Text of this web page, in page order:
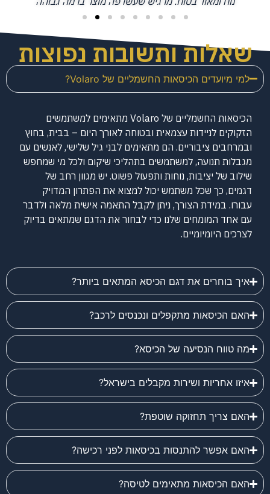
שאלות ותשובות נפוצות
למי מיועדים הכיסאות החשמליים של Volaro?
הכיסאות החשמליים של Volaro מתאימים למשתמשים
הזקוקים לניידות עצמאית ובטוחה לאורך היום – בבית, בחוץ
ובמרחבים ציבוריים. הם מתאימים לבני גיל שלישי, לאנשים עם
מגבלות תנועה, למשתמשים בתהליכי שיקום ולכל מי שמחפש
שילוב של יציבות, נוחות ותפעול פשוט. יש מגוון רחב של
דגמים, כך שכל משתמש יכול למצוא את הפתרון המדויק
עבורו. במידת הצורך, ניתן לקבל התאמה אישית מלאה ולדבר
עם אחד המומחים שלנו כדי לבחור את הדגם שמתאים בדיוק
לצרכים היומיומיים.
איך בוחרים את דגם הכיסא המתאים ביותר?
האם הכיסאות מתקפלים ונכנסים לרכב?
מה טווח הנסיעה של הכיסא?
איזו אחריות ושירות מקבלים בישראל?
האם צריך תחזוקה שוטפת?
האם אפשר להתנסות בכיסאות לפני רכישה?
האם הכיסאות מתאימים לטיסה?